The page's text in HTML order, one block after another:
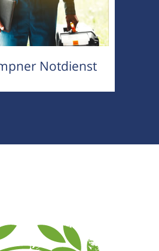
Notdienst